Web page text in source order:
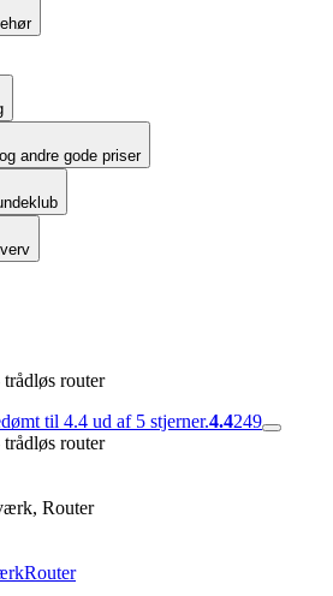
andre gode priser
router
til 4.4 ud af 5 stjerner.4.4249
router
Router
Router